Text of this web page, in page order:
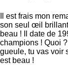
Il est frais mon
son seul œil
beau ! Il date de
champions ! Quoi
gueule, tu vas voir
est beau !